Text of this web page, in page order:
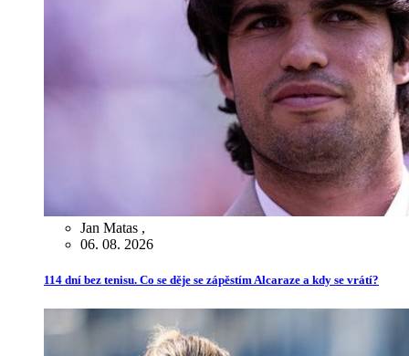
Jan Matas ,
06. 08. 2026
114 dní bez tenisu. Co se děje se zápěstím Alcaraze a kdy se vrátí?